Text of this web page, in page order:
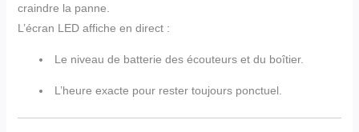
craindre la panne.
L’écran LED affiche en direct :
Le niveau de batterie des écouteurs et du boîtier.
L’heure exacte pour rester toujours ponctuel.